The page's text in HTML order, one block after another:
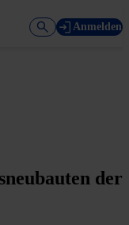
Anmelden
der